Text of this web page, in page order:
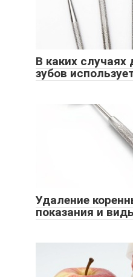
В каких случаях
зубов
Удаление
показания и